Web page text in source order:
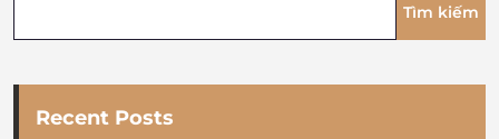
Tìm kiếm
Recent Posts